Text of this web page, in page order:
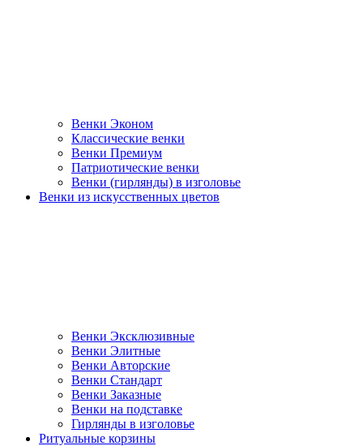
Венки Эконом
Классические венки
Венки Премиум
Патриотические венки
Венки (гирлянды) в изголовье
Венки из искусственных цветов
Венки Эксклюзивные
Венки Элитные
Венки Авторские
Венки Стандарт
Венки Заказные
Венки на подставке
Гирлянды в изголовье
Ритуальные корзины